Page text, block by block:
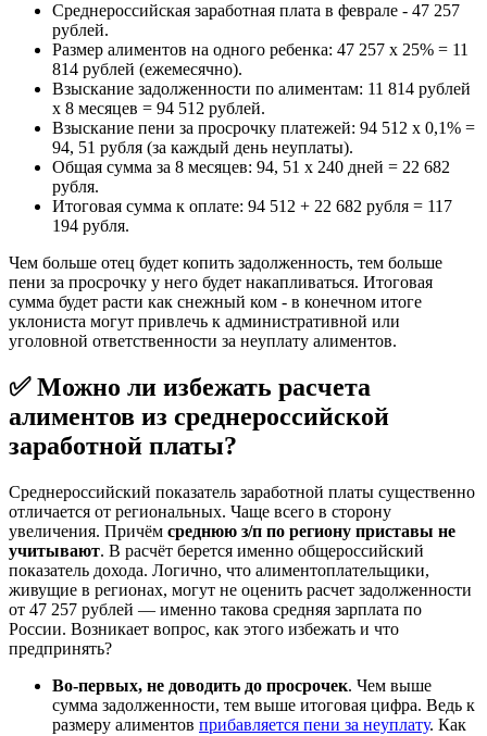
Среднероссийская заработная плата в феврале - 47 257
рублей.
Размер алиментов на одного ребенка: 47 257 х 25% = 11
814 рублей (ежемесячно).
Взыскание задолженности по алиментам: 11 814 рублей
х 8 месяцев = 94 512 рублей.
Взыскание пени за просрочку платежей: 94 512 х 0,1% =
94, 51 рубля (за каждый день неуплаты).
Общая сумма за 8 месяцев: 94, 51 х 240 дней = 22 682
рубля.
Итоговая сумма к оплате: 94 512 + 22 682 рубля = 117
194 рубля.
Чем больше отец будет копить задолженность, тем больше
пени за просрочку у него будет накапливаться. Итоговая
сумма будет расти как снежный ком - в конечном итоге
уклониста могут привлечь к административной или
уголовной ответственности за неуплату алиментов.
✅ Можно ли избежать расчета
алиментов из среднероссийской
заработной платы?
Среднероссийский показатель заработной платы существенно
отличается от региональных. Чаще всего в сторону
увеличения. Причём среднюю з/п по региону приставы не
учитывают. В расчёт берется именно общероссийский
показатель дохода. Логично, что алиментоплательщики,
живущие в регионах, могут не оценить расчет задолженности
от 47 257 рублей — именно такова средняя зарплата по
России. Возникает вопрос, как этого избежать и что
предпринять?
Во-первых, не доводить до просрочек. Чем выше
сумма задолженности, тем выше итоговая цифра. Ведь к
размеру алиментов прибавляется пени за неуплату. Как